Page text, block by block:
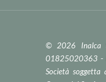
© 2026 Inalca
01825020363 -
Società